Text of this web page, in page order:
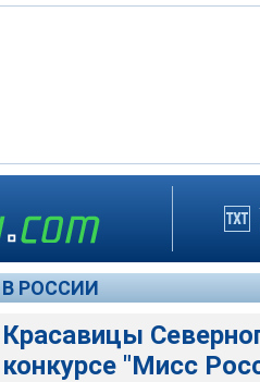
В РОССИИ
Красавицы
конкурсе "Мисс
Красавицы Северного Кавказа
недовольства земляков
Global Look Press